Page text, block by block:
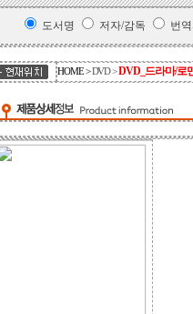
도서명 저자/감독 번
HOME >DVD>DVD_드라마/로